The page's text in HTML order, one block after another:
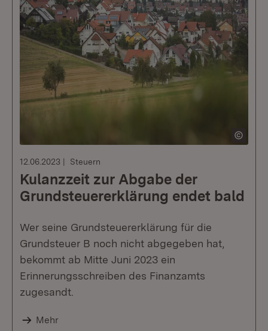
12.06.2023 Steuern
Kulanzzeit zur Abgabe der
Grundsteuererklärung endet bald
Wer seine Grundsteuererklärung für die
Grundsteuer B noch nicht abgegeben hat,
bekommt ab Mitte Juni 2023 ein
Erinnerungsschreiben des Finanzamts
zugesandt.
Mehr